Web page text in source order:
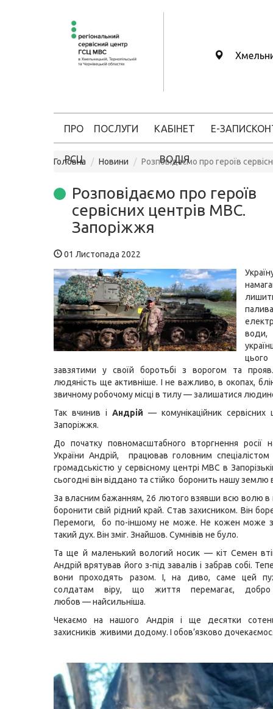
ПРО
РСЦ
ПОСЛУГИ КАБІНЕТ
ВОДІЯ
Е-ЗАПИС
Головна Новини Розповідаємо про героїв
Розповідаємо про героїв
сервісних центрів МВС.
Запоріжжя
01 Листопада 2022
завзятими у своїй боротьбі з ворогом та
людяність ще активніше. І не важливо, в окопах,
звичному робочому місці в тилу — залишатися
Так вчинив і Андрій — комунікаційник
Запоріжжя.
До початку повномасштабного вторгнення росії
України Андрій, працював головним спеціалістом
громадськістю у сервісному центрі МВС в
сьогодні він віддано та стійко боронить нашу землю
За власним бажанням, 26 лютого взявши всю волю в
боронити свій рідний край. Став захисником. Він
Перемоги, бо по-іншому не може. Не кожен може
такий дух. Він зміг. Знайшов. Сумнівів не було.
Та ще й маленький вологий носик — кіт Семен
Андрій врятував його з-під завалів і забрав собі.
вони проходять разом. І, на диво, саме цей
солдатам віру, що життя перемагає, добро
любов — найсильніша.
Чекаємо на нашого Андрія і ще десятки
захисників живими додому. І обов’язково